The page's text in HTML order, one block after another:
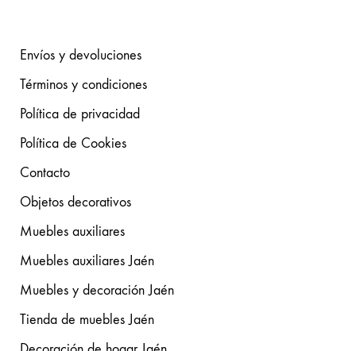
Envíos y devoluciones
Términos y condiciones
Política de privacidad
Política de Cookies
Contacto
Objetos decorativos
Muebles auxiliares
Muebles auxiliares Jaén
Muebles y decoración Jaén
Tienda de muebles Jaén